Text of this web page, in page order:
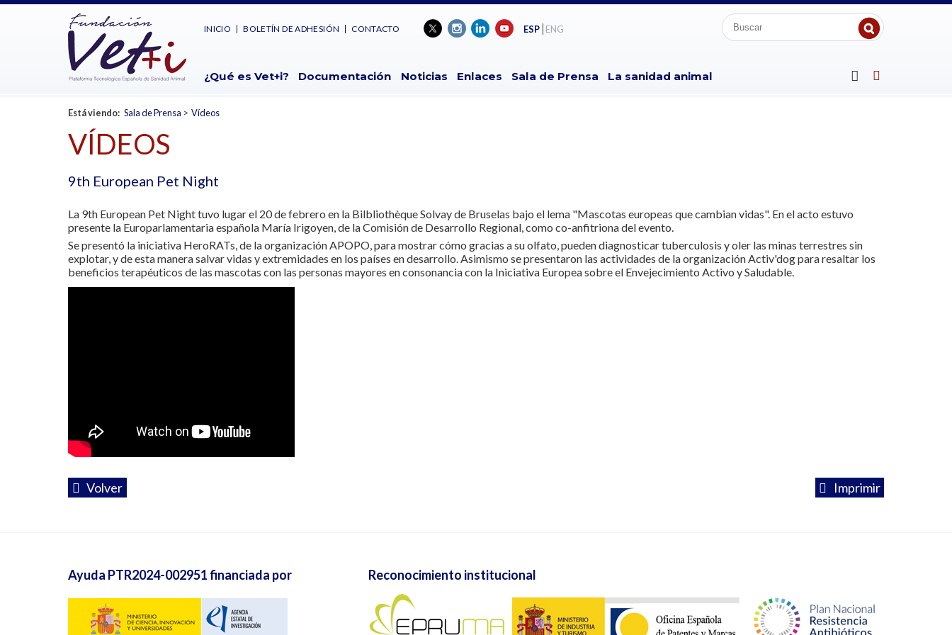
INICIO BOLETÍN DE ADHESIÓN CONTACTO ESP ENG
¿Qué es Vet+i? Documentación Noticias Enlaces Sala de Prensa La sanidad animal
Está viendo: Sala de Prensa > Vídeos
VÍDEOS
9th European Pet Night
La 9th European Pet Night tuvo lugar el 20 de febrero en la Bilbliothèque Solvay de Bruselas bajo el lema "Mascotas europeas que cambian vidas". En el acto estuvo
presente la Europarlamentaria española María Irigoyen, de la Comisión de Desarrollo Regional, como co-anfitriona del evento.
Se presentó la iniciativa HeroRATs, de la organización APOPO, para mostrar cómo gracias a su olfato, pueden diagnosticar tuberculosis y oler las minas terrestres sin
explotar, y de esta manera salvar vidas y extremidades en los países en desarrollo. Asimismo se presentaron las actividades de la organización Activ'dog para resaltar los
beneficios terapéuticos de las mascotas con las personas mayores en consonancia con la Iniciativa Europea sobre el Envejecimiento Activo y Saludable.
Volver Imprimir
Ayuda PTR2024-002951 financiada por Reconocimiento institucional